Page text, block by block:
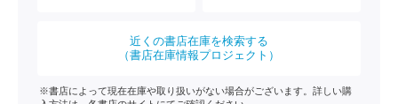
近くの書店在庫を検索する
（書店在庫情報プロジェクト）
※書店によって現在在庫や取り扱いがない場合がございます。詳しい購